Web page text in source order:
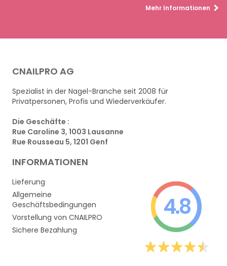
Mehr Informationen
CNAILPRO AG
Spezialist in der Nagel-Branche seit 2008 für
Privatpersonen, Profis und Wiederverkäufer.
Die Geschäfte :
Rue Caroline 3, 1003 Lausanne
Rue Rousseau 5, 1201 Genf
INFORMATIONEN
Lieferung
Allgemeine
Geschäftsbedingungen
Vorstellung von CNAILPRO
Sichere Bezahlung
4.8